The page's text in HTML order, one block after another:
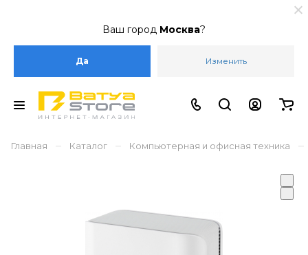
Ваш город Москва?
Да Изменить
Главная – Каталог – Компьютерная и офисная техника –